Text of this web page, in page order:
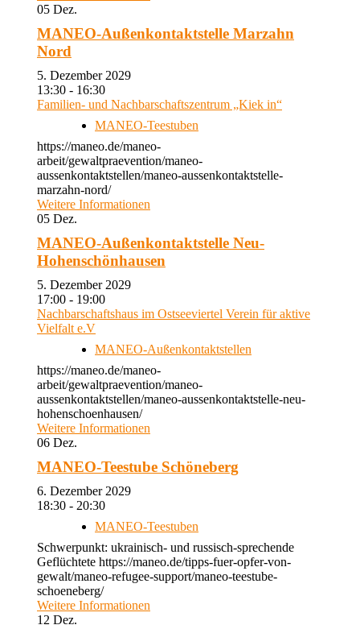
05 Dez.
MANEO-Außenkontaktstelle Marzahn
Nord
5. Dezember 2029
13:30 - 16:30
Familien- und Nachbarschaftszentrum „Kiek in“
MANEO-Teestuben
https://maneo.de/maneo-
arbeit/gewaltpraevention/maneo-
aussenkontaktstellen/maneo-aussenkontaktstelle-
marzahn-nord/
Weitere Informationen
05 Dez.
MANEO-Außenkontaktstelle Neu-
Hohenschönhausen
5. Dezember 2029
17:00 - 19:00
Nachbarschaftshaus im Ostseeviertel Verein für aktive
Vielfalt e.V
MANEO-Außenkontaktstellen
https://maneo.de/maneo-
arbeit/gewaltpraevention/maneo-
aussenkontaktstellen/maneo-aussenkontaktstelle-neu-
hohenschoenhausen/
Weitere Informationen
06 Dez.
MANEO-Teestube Schöneberg
6. Dezember 2029
18:30 - 20:30
MANEO-Teestuben
Schwerpunkt: ukrainisch- und russisch-sprechende
Geflüchtete https://maneo.de/tipps-fuer-opfer-von-
gewalt/maneo-refugee-support/maneo-teestube-
schoeneberg/
Weitere Informationen
12 Dez.